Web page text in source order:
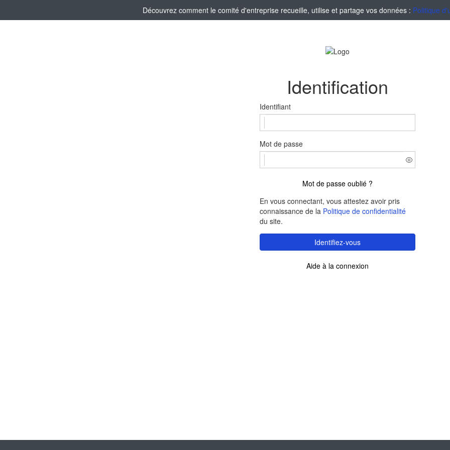
Découvrez comment le comité d'entreprise recueille, utilise et partage vos données : Politique
Identification
Identifiant
Mot de passe
Mot de passe oublié ?
En vous connectant, vous attestez avoir pris
connaissance de la Politique de confidentialité
du site.
Identifiez-vous
Aide à la connexion